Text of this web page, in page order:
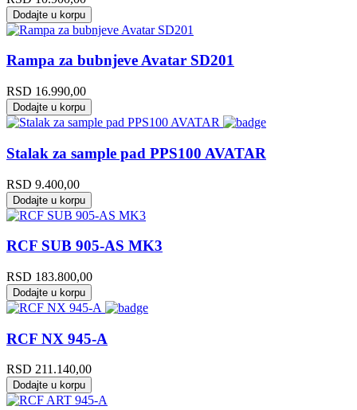
Dodajte u korpu
Rampa za bubnjeve Avatar SD201
RSD 16.990,00
Dodajte u korpu
Stalak za sample pad PPS100 AVATAR
RSD 9.400,00
Dodajte u korpu
RCF SUB 905-AS MK3
RSD 183.800,00
Dodajte u korpu
RCF NX 945-A
RSD 211.140,00
Dodajte u korpu